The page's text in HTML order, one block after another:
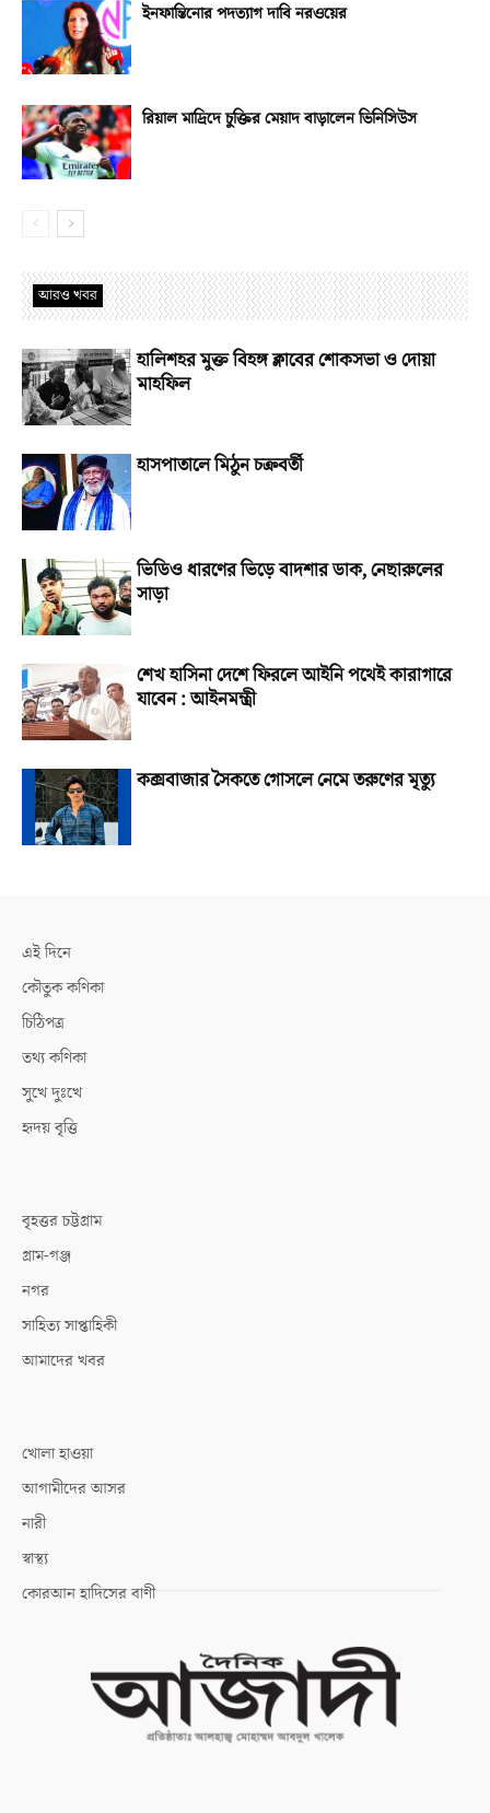
ইনফান্তিনোর পদত্যাগ দাবি নরওয়ের
রিয়াল মাদ্রিদে চুক্তির মেয়াদ বাড়ালেন ভিনিসিউস
আরও খবর
হালিশহর মুক্ত বিহঙ্গ ক্লাবের শোকসভা ও দোয়া
মাহফিল
হাসপাতালে মিঠুন চক্রবর্তী
ভিডিও ধারণের ভিড়ে বাদশার ডাক, নেছারুলের
সাড়া
শেখ হাসিনা দেশে ফিরলে আইনি পথেই কারাগারে
যাবেন : আইনমন্ত্রী
কক্সবাজার সৈকতে গোসলে নেমে তরুণের মৃত্যু
এই দিনে
কৌতুক কণিকা
চিঠিপত্র
তথ্য কণিকা
সুখে দুঃখে
হৃদয় বৃত্তি
বৃহত্তর চট্টগ্রাম
গ্রাম-গঞ্জ
নগর
সাহিত্য সাপ্তাহিকী
আমাদের খবর
খোলা হাওয়া
আগামীদের আসর
নারী
স্বাস্থ্য
কোরআন হাদিসের বাণী